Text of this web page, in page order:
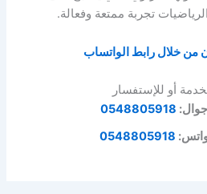
تجربة ممتعة وفعالة.
من خلال رابط الواتساب
أو للإستفسار
جوال: 0548805918
0548805918